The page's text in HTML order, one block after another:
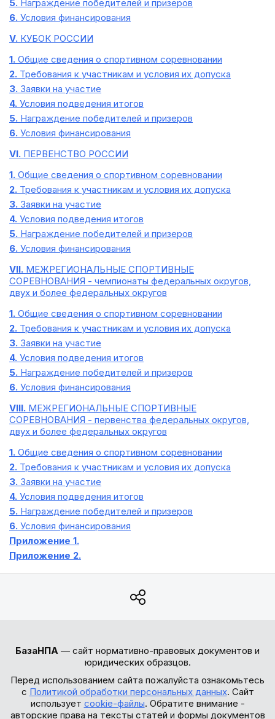
5. Награждение победителей и призеров
6. Условия финансирования
V. КУБОК РОССИИ
1. Общие сведения о спортивном соревновании
2. Требования к участникам и условия их допуска
3. Заявки на участие
4. Условия подведения итогов
5. Награждение победителей и призеров
6. Условия финансирования
VI. ПЕРВЕНСТВО РОССИИ
1. Общие сведения о спортивном соревновании
2. Требования к участникам и условия их допуска
3. Заявки на участие
4. Условия подведения итогов
5. Награждение победителей и призеров
6. Условия финансирования
VII. МЕЖРЕГИОНАЛЬНЫЕ СПОРТИВНЫЕ
СОРЕВНОВАНИЯ - чемпионаты федеральных округов,
двух и более федеральных округов
1. Общие сведения о спортивном соревновании
2. Требования к участникам и условия их допуска
3. Заявки на участие
4. Условия подведения итогов
5. Награждение победителей и призеров
6. Условия финансирования
VIII. МЕЖРЕГИОНАЛЬНЫЕ СПОРТИВНЫЕ
СОРЕВНОВАНИЯ - первенства федеральных округов,
двух и более федеральных округов
1. Общие сведения о спортивном соревновании
2. Требования к участникам и условия их допуска
3. Заявки на участие
4. Условия подведения итогов
5. Награждение победителей и призеров
6. Условия финансирования
Приложение 1.
Приложение 2.
БазаНПА — сайт нормативно-правовых документов и
юридических образцов.
Перед использованием сайта пожалуйста ознакомьтесь
с Политикой обработки персональных данных. Сайт
использует cookie-файлы. Обратите внимание -
авторские права на тексты статей и формы документов